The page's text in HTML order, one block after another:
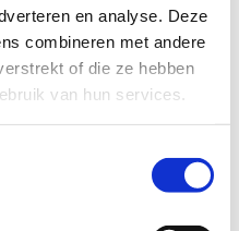
en analyse. Deze
combineren met andere
of die ze hebben
van hun services.
ons